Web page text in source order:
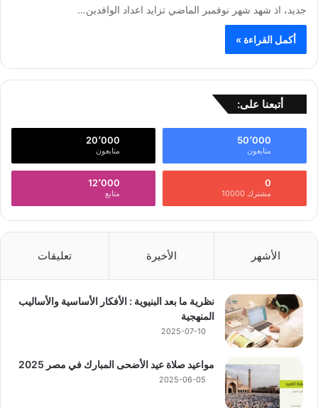
جديد، اذ شهد شهر نوفمبر الماضي تزايد اعداد الوافدين…
أكمل القراءة »
أتبعنا على:
50٬000
متابعون
20٬000
متابعون
0
مشترك 10000
12٬000
متابع
الأشهر الأخيرة تعليقات
نظرية ما بعد البنيوية : الأفكار الأساسية والأساليب
المنهجية
2025-07-10
مواعيد صلاة عيد الأضحى المبارك في مصر 2025
2025-06-05